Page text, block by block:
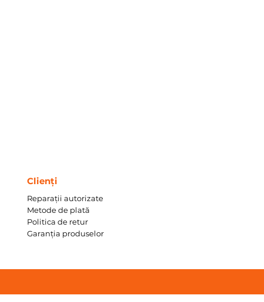
Clienți
Reparații autorizate
Metode de plată
Politica de retur
Garanția produselor